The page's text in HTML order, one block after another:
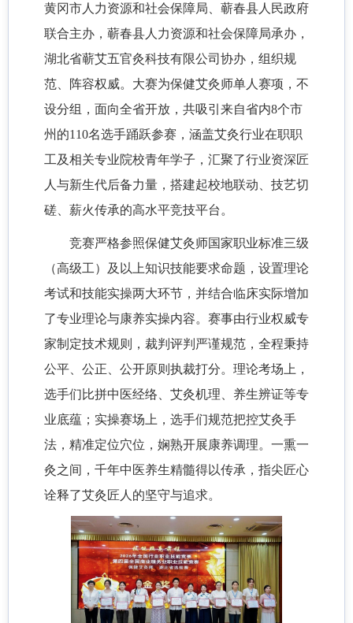
黄冈市人力资源和社会保障局、蕲春县人民政府
联合主办，蕲春县人力资源和社会保障局承办，
湖北省蕲艾五官灸科技有限公司协办，组织规
范、阵容权威。大赛为保健艾灸师单人赛项，不
设分组，面向全省开放，共吸引来自省内8个市
州的110名选手踊跃参赛，涵盖艾灸行业在职职
工及相关专业院校青年学子，汇聚了行业资深匠
人与新生代后备力量，搭建起校地联动、技艺切
磋、薪火传承的高水平竞技平台。
竞赛严格参照保健艾灸师国家职业标准三级
（高级工）及以上知识技能要求命题，设置理论
考试和技能实操两大环节，并结合临床实际增加
了专业理论与康养实操内容。赛事由行业权威专
家制定技术规则，裁判评判严谨规范，全程秉持
公平、公正、公开原则执裁打分。理论考场上，
选手们比拼中医经络、艾灸机理、养生辨证等专
业底蕴；实操赛场上，选手们规范把控艾灸手
法，精准定位穴位，娴熟开展康养调理。一熏一
灸之间，千年中医养生精髓得以传承，指尖匠心
诠释了艾灸匠人的坚守与追求。